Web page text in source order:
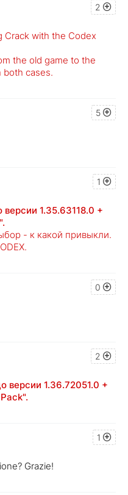
2
Crack with the Codex
the old game to the
both cases.
5
1
версии 1.35.63118.0 +
- к какой привыкли.
0
2
версии 1.36.72051.0 +
1
Grazie!